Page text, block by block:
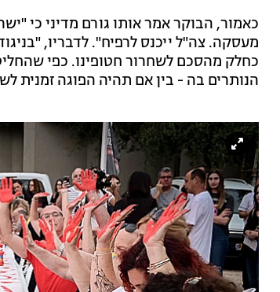
כאמור, הבוקר אמר אותו גורם מדיני כי
מעסקה. צה"ל ייכנס לרפיח". לדבריו,
כחלק מהסכם לשחרור חטופינו. כפי
הנותרים בה - בין אם תהיה הפוגה זמנית